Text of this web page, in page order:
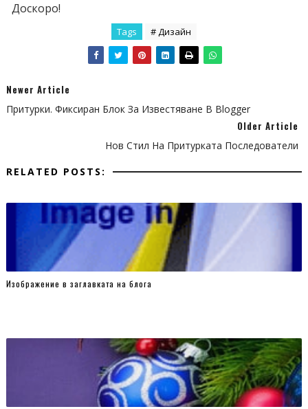
//settings
var fadeSpeed = 200, fadeTo = 0.5, topDistance = 30;
var sibar = function() { $('#sticky-footer').fadeTo(fadeSpeed,1);
$(window).scroll(function() {
position = $(window).scrollTop();
//add mouseover events
stbar();
$('#sticky-footer').bind('mouseenter',sibar);
$('#sticky-footer').bind('mouseleave',stbar);
inside = true;
$('#close').live('click', function(event) {
$('#sticky-footer').toggle('show');
});
})();
Доскоро!
Tags # Дизайн
Newer Article
Притурки. Фиксиран Блок За Известяване В Blogger
Older Article
Нов Стил На Притурката Последователи
RELATED POSTS:
Изображение в заглавката на блога